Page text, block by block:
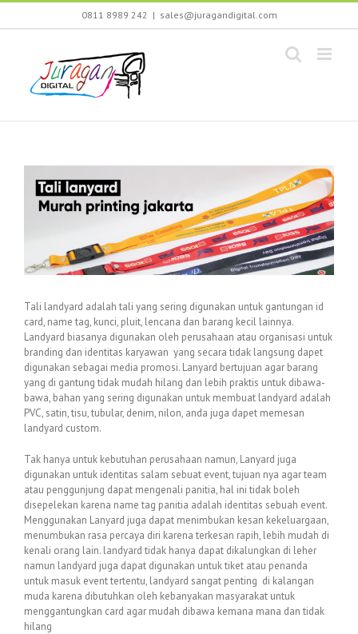
Skip
0811 8989 242 | sales@juragandigital.com
Tali landyard adalah tali yang sering digunakan untuk gantungan id
card, name tag, kunci, pluit, lencana dan barang kecil lainnya.
Landyard biasanya digunakan oleh perusahaan atau organisasi untuk
branding dan identitas karyawan yang secara tidak langsung dapet
digunakan sebagai media promosi. Lanyard bertujuan agar barang
yang di gantung tidak mudah hilang dan lebih praktis untuk dibawa-
bawa, bahan yang sering digunakan untuk membuat landyard adalah
PVC, satin, tisu, tubular, denim, nilon, anda juga dapet memesan
landyard custom.
Tak hanya untuk kebutuhan perusahaan namun, Lanyard juga
digunakan untuk identitas salam sebuat event, tujuan nya agar team
atau penggunjung dapat mengenali panitia, hal ini tidak boleh
disepelekan karena name tag panitia adalah identitas sebuah event.
Menggunakan Lanyard juga dapat menimbukan kesan kekeluargaan,
menumbukan rasa percaya diri karena terkesan rapih, lebih mudah di
kenali orang lain. landyard tidak hanya dapat dikalungkan di leher
namun landyard juga dapat digunakan untuk tiket atau penanda
untuk masuk event tertentu, landyard sangat penting di kalangan
muda karena dibutuhkan oleh kebanyakan masyarakat untuk
menggantungkan card agar mudah dibawa kemana mana dan tidak
hilang